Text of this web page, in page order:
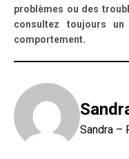
problèmes ou des
consultez toujours
comportement.
Sandra –